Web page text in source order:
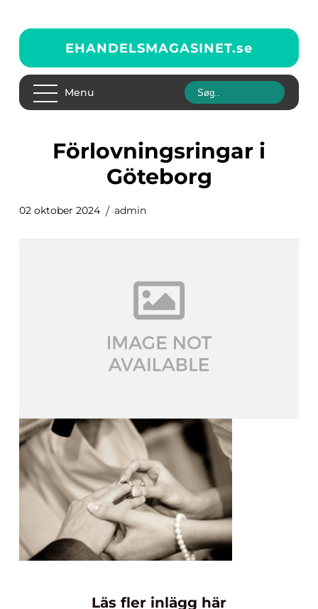
EHANDELSMAGASINET.se
Menu
förlovningsringar i
Göteborg
02 oktober 2024 admin
Läs fler inlägg här